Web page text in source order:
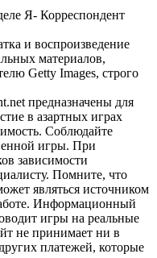
Я- Корреспондент
и воспроизведение
материалов,
Getty Images, строго
предназначены для
в азартных играх
Соблюдайте
игры. При
зависимости
Помните, что
являться источником
Информационный
игры на реальные
не принимает ни в
платежей, которые